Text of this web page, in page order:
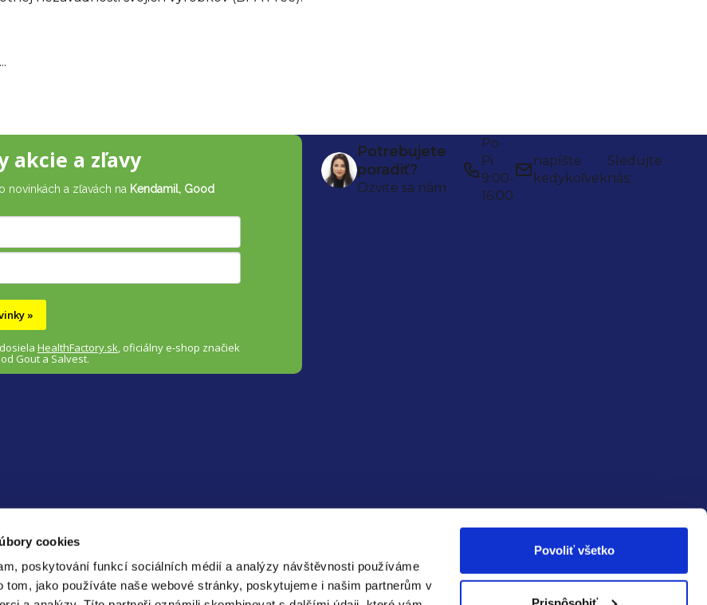
cookies
poskytování funkcí sociálních médií a analýzy návštěvnosti používáme
tom, jako používáte naše webové stránky, poskytujeme i našim partnerům v
Povoliť všetko
akcie a zľavy
novinkách a zľavách na Kendamil, Good
»
HealthFactory.sk, oficiálny e-shop značiek
Gout a Salvest.
Potrebujete
poradiť?
Ozvite sa nám
Po-
Pi
9:00-
16:00
napíšte
kedykoľvek
Sledujte
nás:
Bezpečná
platba:
doprava: